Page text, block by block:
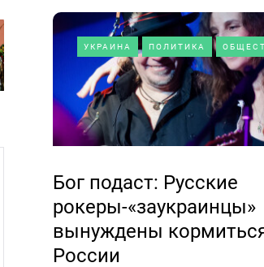
УКРАИНА ПОЛИТИКА
Бог подаст: Русские
рокеры-«заукраинцы»
вынуждены
России